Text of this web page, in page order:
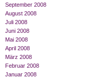
September 2008
August 2008
Juli 2008
Juni 2008
Mai 2008
April 2008
März 2008
Februar 2008
Januar 2008